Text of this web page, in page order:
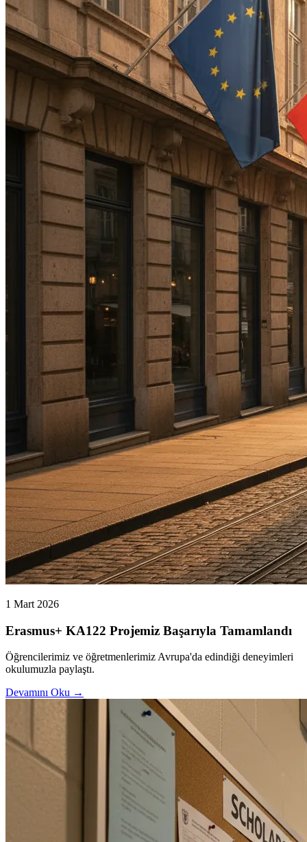
1 Mart 2026
Erasmus+ KA122 Projemiz Başarıyla Tamamlandı
Öğrencilerimiz ve öğretmenlerimiz Avrupa'da edindiği deneyimleri
okulumuzla paylaştı.
Devamını Oku →